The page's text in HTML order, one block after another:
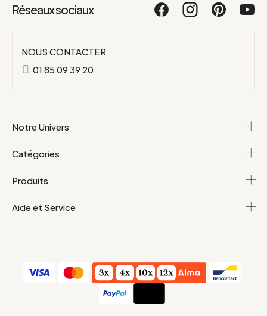
Réseaux sociaux
NOUS CONTACTER
01 85 09 39 20
Notre Univers
Catégories
Produits
Aide et Service